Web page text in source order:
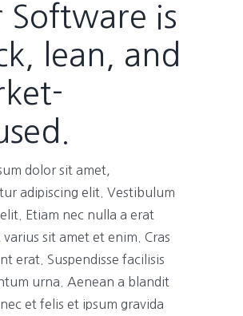
Software is
lean, and
dolor sit amet,
adipiscing elit. Vestibulum
Etiam nec nulla a erat
varius sit amet et enim. Cras
erat. Suspendisse facilisis
urna. Aenean a blandit
et felis et ipsum gravida